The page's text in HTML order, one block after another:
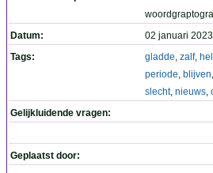
Datum:
02 januari
Tags:
gladde, zalf,
periode, blijven
slecht, nieuws,
Gelijkluidende vragen:
Geplaatst door: